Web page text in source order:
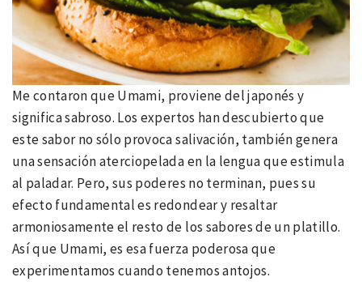
Me contaron que Umami, proviene del japonés y
significa sabroso. Los expertos han descubierto que
este sabor no sólo provoca salivación, también genera
una sensación aterciopelada en la lengua que estimula
al paladar. Pero, sus poderes no terminan, pues su
efecto fundamental es redondear y resaltar
armoniosamente el resto de los sabores de un platillo.
Así que Umami, es esa fuerza poderosa que
experimentamos cuando tenemos antojos.